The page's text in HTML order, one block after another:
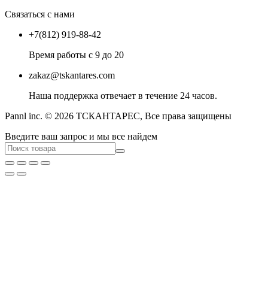
Связаться с нами
+7(812) 919-88-42
Время работы с 9 до 20
zakaz@tskantares.com
Наша поддержка отвечает в течение 24 часов.
Pannl inc. © 2026 ТСКАНТАРЕС, Все права защищены
Введите ваш запрос и мы все найдем